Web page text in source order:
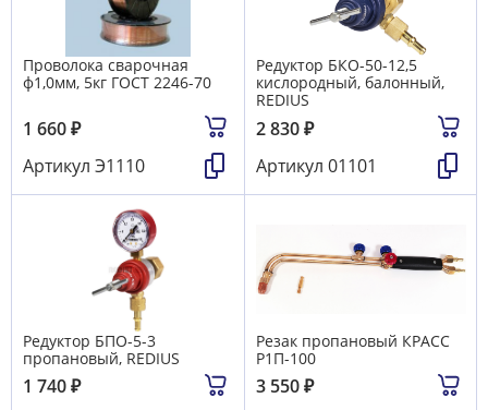
Проволока сварочная
ф1,0мм, 5кг ГОСТ 2246-70
1 660₽
Артикул Э1110
Редуктор БКО-50-12,5
кислородный, балонный,
REDIUS
2 830₽
Артикул 01101
Редуктор БПО-5-3
пропановый, REDIUS
1 740₽
Резак пропановый КРАСС
Р1П-100
3 550₽